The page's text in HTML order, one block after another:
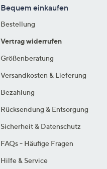
Bequem einkaufen
Bestellung
Vertrag widerrufen
Größenberatung
Versandkosten & Lieferung
Bezahlung
Rücksendung & Entsorgung
Sicherheit & Datenschutz
FAQs - Häufige Fragen
Hilfe & Service